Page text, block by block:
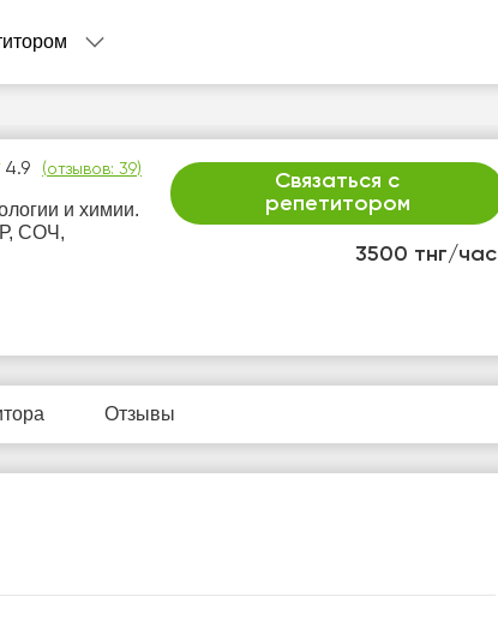
3500 тнг/час
Связаться с
репетитором
4.9 (отзывов: 39)
и химии.
СОЧ,
Отзывы
12
13
14
Нет
свободных
свободных
свободных